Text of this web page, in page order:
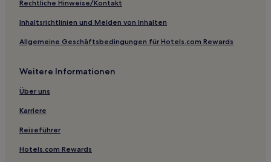
Rechtliche Hinweise/Kontakt
Inhaltsrichtlinien und Melden von Inhalten
Allgemeine Geschäftsbedingungen für Hotels.com Rewards
Weitere Informationen
Über uns
Karriere
Reiseführer
Hotels.com Rewards